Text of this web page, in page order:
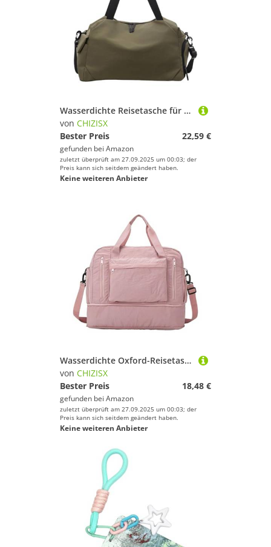
Wasserdichte Reisetasche für Damen und Mädchen, für Damen, Mädchen, Sporttasche, Handtasche, Geschenk, Sport, Fitnessstudio, grün, Mass Beauty
von CHIZISX
Bester Preis
22,59 €
gefunden bei Amazon
zuletzt überprüft am 27.09.2025 um 00:03; der
Preis kann sich seitdem geändert haben.
Keine weiteren Anbieter
Wasserdichte Oxford-Reisetasche für Business, Fitnessstudio, erweiterbare Aufbewahrung, Nass- und Trockentrennung, mehrere Tragemöglichkeiten, wasserdichte Übernachtungstasche, B, Mass Beauty
von CHIZISX
Bester Preis
18,48 €
gefunden bei Amazon
zuletzt überprüft am 27.09.2025 um 00:03; der
Preis kann sich seitdem geändert haben.
Keine weiteren Anbieter